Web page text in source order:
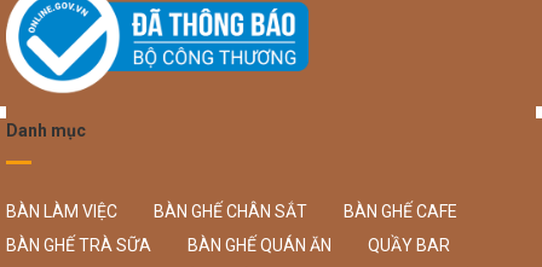
Danh mục
BÀN LÀM VIỆC BÀN GHẾ CHÂN SẮT
BÀN GHẾ CAFE
BÀN GHẾ TRÀ SỮA
BÀN GHẾ QUÁN ĂN
QUẦY BAR